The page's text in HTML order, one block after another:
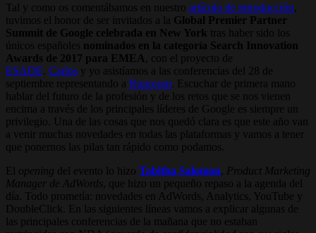
Tal y como os comentábamos en nuestro artículo de introducción
tuvimos el honor de ser invitados a la Global Premier Partner
Summit de Google celebrada en New York tras haber sido los
únicos españoles nominados en la categoría Search Innovation
Awards de 2017 para EMEA
, con el proyecto de
ESADE Carlos y yo asistíamos a las conferencias del 28 de
septiembre representando a Runroom . Escuchar de primera mano
hablar del futuro de la profesión y de los retos que se nos vienen
encima a través de los principales líderes de Google es siempre un
privilegio. Una de las cosas que nos quedó clara es que este año van
a venir muchas novedades en todas las plataformas y vamos a tener
que ponernos las pilas tan rápido como podamos.
El opening del evento lo hizo Tabitha Salomon
Product Marketing
Manager de AdWords , que hizo un pequeño repaso a la agenda del
día. Todo prometía: novedades en AdWords, Analytics, YouTube y
DoubleClick. En las siguientes líneas vamos a explicar algunas de
las principales conferencias de la mañana que no estaban